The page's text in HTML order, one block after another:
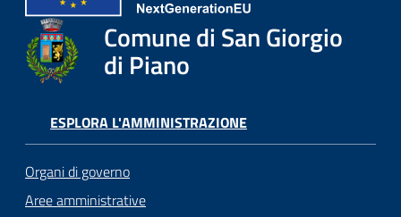
o
n
e
Comune di San Giorgio
di Piano
ESPLORA L'AMMINISTRAZIONE
Organi di governo
Aree amministrative